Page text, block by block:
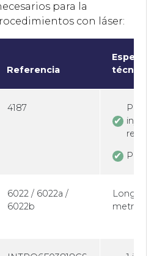
para la
con láser:
Referencia
técnicas
4187
6022 / 6022a /
6022b
metros